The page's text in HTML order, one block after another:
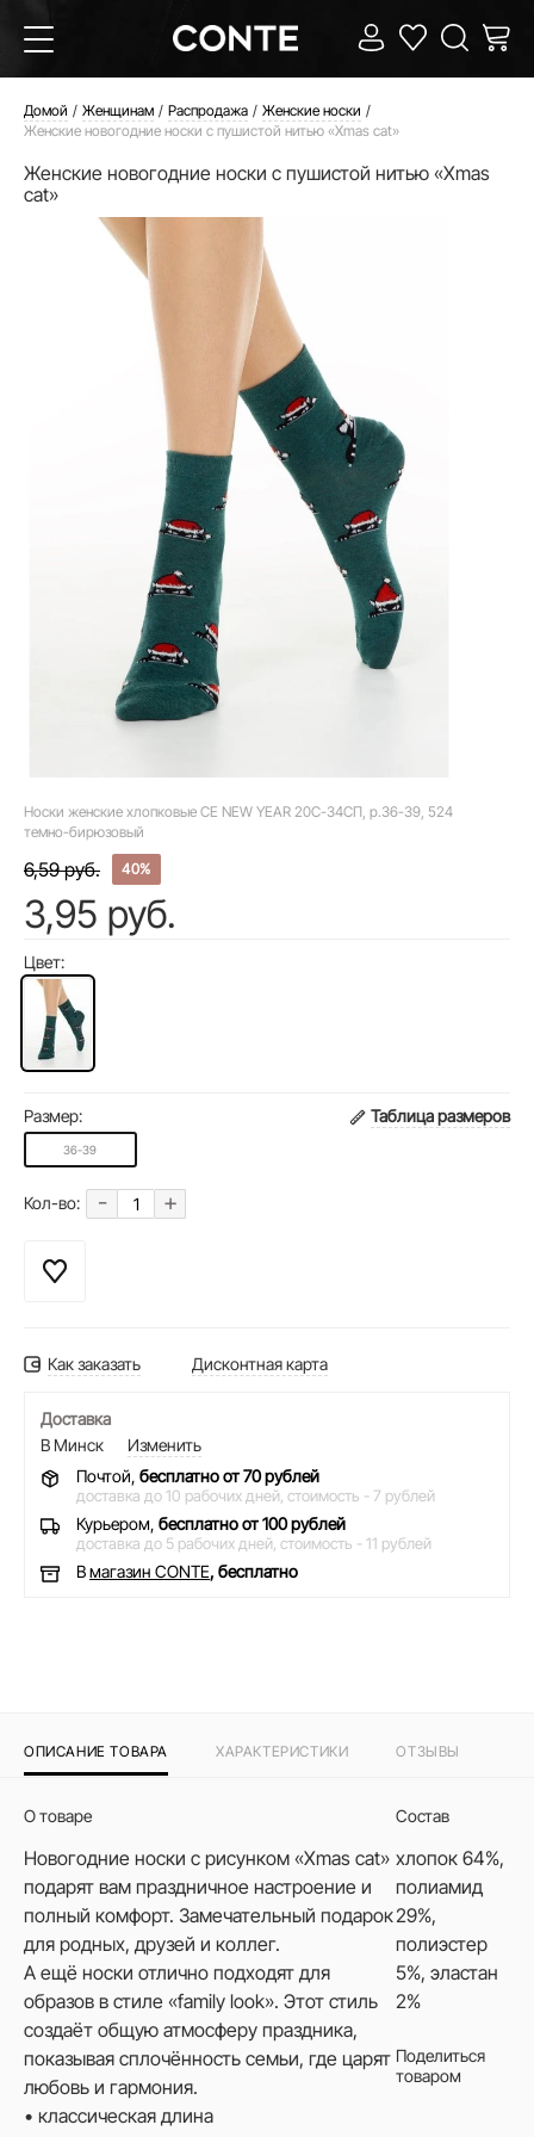
Домой Женщинам Распродажа
Женские носки
Женские новогодние носки с пушистой нитью «Xmas cat»
Женские новогодние носки с пушистой нитью «Xmas
cat»
Носки женские хлопковые CE NEW YEAR 20С-34СП, р.36-39, 524
темно-бирюзовый
6,59 руб. 40%
3,95 руб.
Цвет:
Размер: Таблица размеров
36-39
Кол-во: - +
Как заказать Дисконтная карта
Доставка
В Минск
Изменить
Почтой, бесплатно от 70 рублей
доставка до 10 рабочих дней, стоимость - 7 рублей
Курьером, бесплатно от 100 рублей
доставка до 5 рабочих дней, стоимость - 11 рублей
Вмагазин CONTE, бесплатно
ОПИСАНИЕ ТОВАРА ХАРАКТЕРИСТИКИ ОТЗЫВЫ
О товаре
Новогодние носки с рисунком «Xmas cat»
подарят вам праздничное настроение и
полный комфорт. Замечательный подарок
для родных, друзей и коллег.
А ещё носки отлично подходят для
образов в стиле «family look». Этот стиль
создаёт общую атмосферу праздника,
показывая сплочённость семьи, где царят
любовь и гармония.
• классическая длина
Состав
хлопок 64%,
полиамид
29%,
полиэстер
5%, эластан
2%
Поделиться
товаром